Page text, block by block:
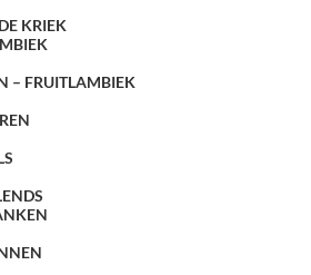
KRIEK
– FRUITLAMBIEK